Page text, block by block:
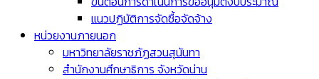
แนวปฏิบัติการจัดซื้อจัดจ้าง
หน่วยงานภายนอก
มหาวิทยาลัยราชภัฏสวนสุนันทา
สำนักงานศึกษาธิการ จังหวัดน่าน